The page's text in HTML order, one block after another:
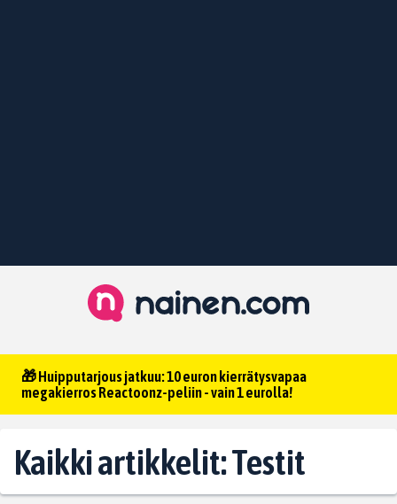
🎁 Huipputarjous jatkuu: 10 euron kierrätysvapaa
megakierros Reactoonz-peliin - vain 1 eurolla!
Kaikki artikkelit: Testit